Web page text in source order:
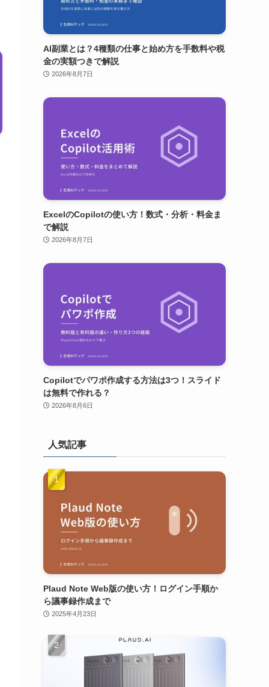
AI副業とは？4種類の仕事と始め方を手数料や税
金の実額つきで解説
2026年8月7日
ExcelのCopilotの使い方！数式・分析・料金ま
で解説
2026年8月7日
Copilotでパワポ作成する方法は3つ！スライド
は無料で作れる？
2026年8月6日
人気記事
Plaud Note Web版の使い方！ログイン手順か
ら議事録作成まで
2025年4月23日